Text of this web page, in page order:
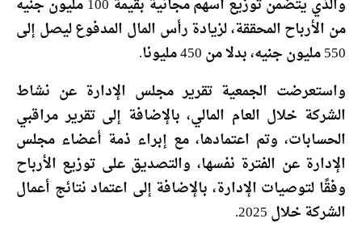
من الأرباح المحققة، لزيادة رأس المال المدفوع ليصل إلى
550 مليون جنيه، بدلا من 450 مليونا.
واستعرضت الجمعية تقرير مجلس الإدارة عن نشاط
الشركة خلال العام المالي، بالإضافة إلى تقرير مراقبي
الحسابات، وتم اعتمادها، مع إبراء ذمة أعضاء مجلس
الإدارة عن الفترة نفسها، والتصديق على توزيع الأرباح
وفقًا لتوصيات الإدارة، بالإضافة إلى اعتماد نتائج أعمال
الشركة خلال 2025.